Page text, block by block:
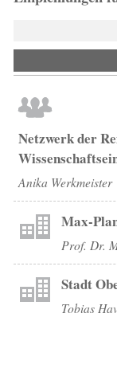
Netzwerk der
Anika Werkmeister
Max-
Prof. Dr.
Stadt
Tobias